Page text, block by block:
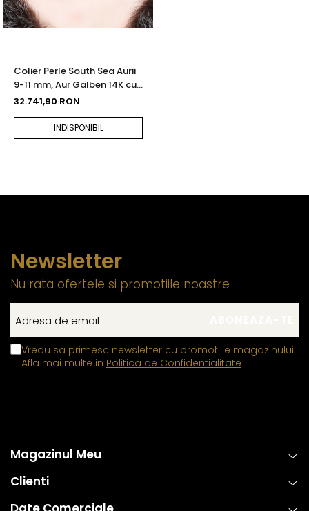
Colier Perle South Sea Aurii
9-11 mm, Aur Galben 14K cu
Bile | KASKADDA®
32.741,90 RON
INDISPONIBIL
Newsletter
Nu rata ofertele si promotiile noastre
Vreau sa primesc newsletter cu promotiile magazinului.
Afla mai multe in Politica de Confidentialitate
Magazinul Meu
Clienti